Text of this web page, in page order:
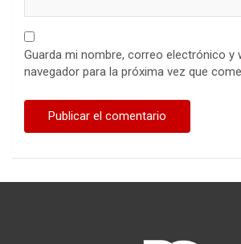
Guarda mi nombre, correo electrónico y
navegador para la próxima vez que